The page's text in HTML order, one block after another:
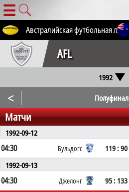
☰
Австралийская футбольная лига
AFL
1992
< Полуфинал
Матчи
1992-09-12
04:30 Бульдогс 119 : 90
1992-09-13
04:30 Джелонг 95 : 133